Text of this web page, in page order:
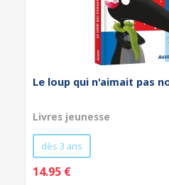
Le loup qui n'aimait pas
Livres jeunesse
dès 3 ans
14.95 €